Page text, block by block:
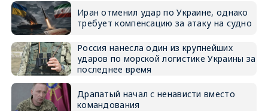
Иран отменил удар по Украине, однако
требует компенсацию за атаку на судно
Россия нанесла один из крупнейших
ударов по морской логистике Украины за
последнее время
Драпатый начал с ненависти вместо
командования